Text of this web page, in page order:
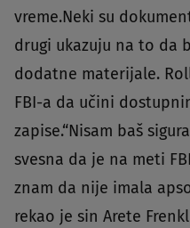
vreme.Neki su
drugi ukazuju na to da
dodatne materijale.
FBI-a da učini
zapise.“Nisam baš
svesna da je na meti
znam da nije imala
rekao je sin Arete